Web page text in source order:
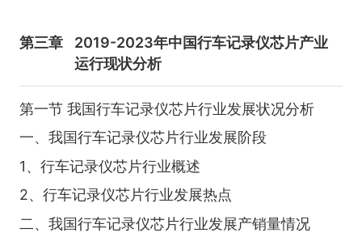
第三章
2019-2023年中国行车记录仪芯片产业
运行现状分析
第一节 我国行车记录仪芯片行业发展状况分析
一、我国行车记录仪芯片行业发展阶段
1、行车记录仪芯片行业概述
2、行车记录仪芯片行业发展热点
二、我国行车记录仪芯片行业发展产销量情况